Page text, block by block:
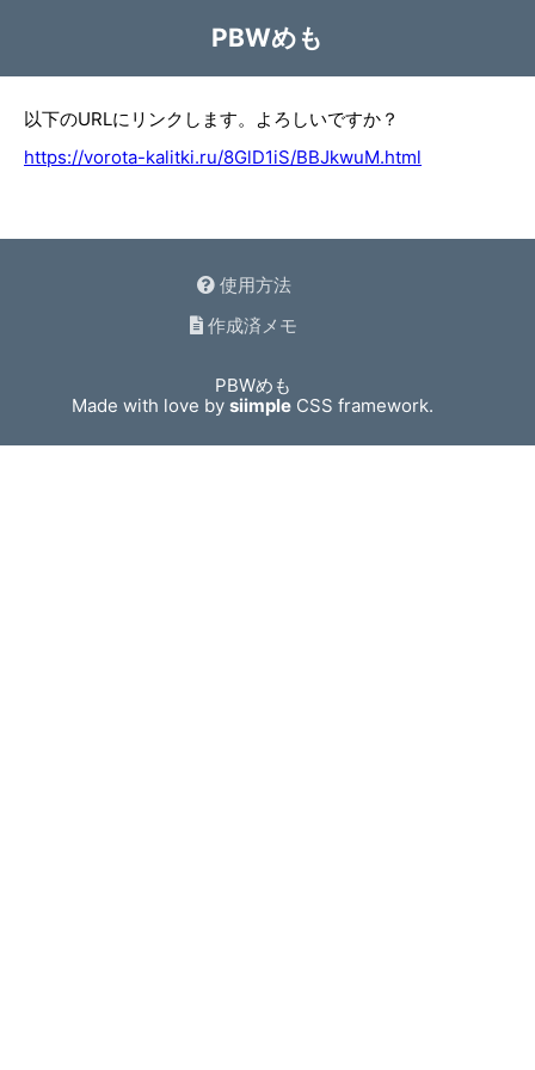
PBWめも
以下のURLにリンクします。よろしいですか？
https://vorota-kalitki.ru/8GlD1iS/BBJkwuM.html
使用方法
作成済メモ
PBWめも
Made with love bysiimple CSS framework.